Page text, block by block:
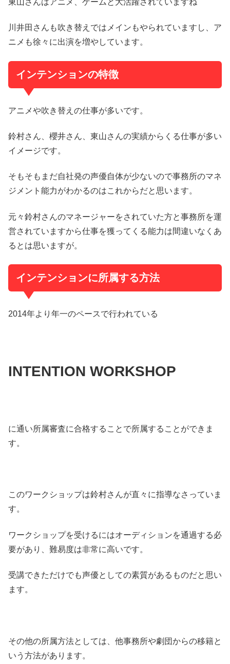
川井田さんも吹き替えではメインもやられていますし、ア
ニメも徐々に出演を増やしています。
インテンションの特徴
アニメや吹き替えの仕事が多いです。
鈴村さん、櫻井さん、東山さんの実績からくる仕事が多い
イメージです。
そもそもまだ自社発の声優自体が少ないので事務所のマネ
ジメント能力がわかるのはこれからだと思います。
元々鈴村さんのマネージャーをされていた方と事務所を運
営されていますから仕事を獲ってくる能力は間違いなくあ
るとは思いますが。
インテンションに所属する方法
2014年より年一のペースで行われている
INTENTION WORKSHOP
に通い所属審査に合格することで所属することができま
す。
このワークショップは鈴村さんが直々に指導なさっていま
す。
ワークショップを受けるにはオーディションを通過する必
要があり、難易度は非常に高いです。
受講できただけでも声優としての素質があるものだと思い
ます。
その他の所属方法としては、他事務所や劇団からの移籍と
いう方法があります。